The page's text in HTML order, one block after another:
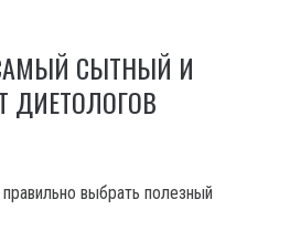
СЫТНЫЙ И
ДИЕТОЛОГОВ
выбрать полезный